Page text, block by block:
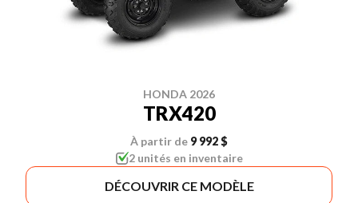
HONDA 2026
TRX420
À partir de 9 992 $
2 unités en inventaire
DÉCOUVRIR CE MODÈLE